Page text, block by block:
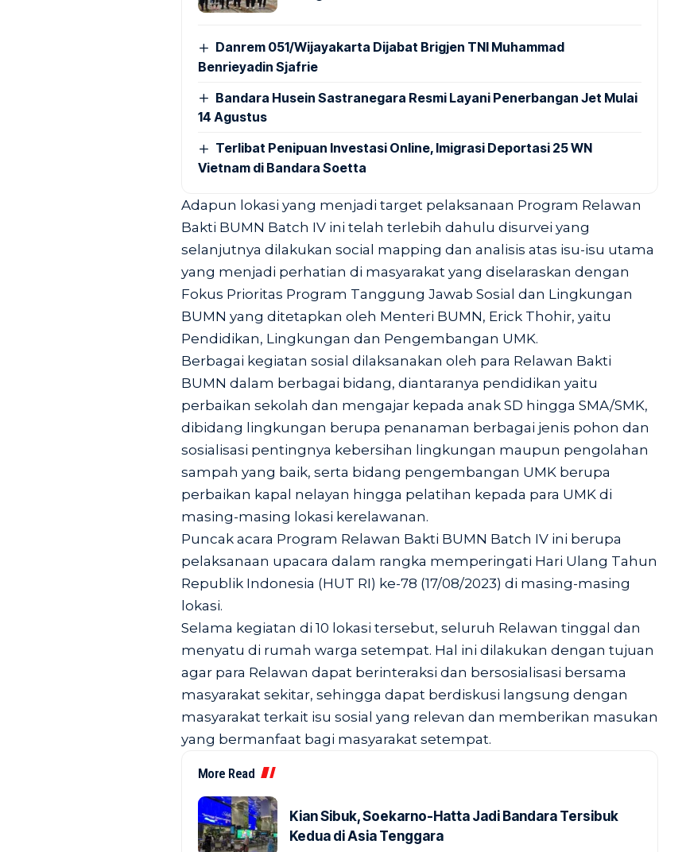
Danrem 051/Wijayakarta Dijabat Brigjen TNI Muhammad
Benrieyadin Sjafrie
Bandara Husein Sastranegara Resmi Layani Penerbangan Jet Mulai
14 Agustus
Terlibat Penipuan Investasi Online, Imigrasi Deportasi 25 WN
Vietnam di Bandara Soetta
Adapun lokasi yang menjadi target pelaksanaan Program Relawan
Bakti BUMN Batch IV ini telah terlebih dahulu disurvei yang
selanjutnya dilakukan social mapping dan analisis atas isu-isu utama
yang menjadi perhatian di masyarakat yang diselaraskan dengan
Fokus Prioritas Program Tanggung Jawab Sosial dan Lingkungan
BUMN yang ditetapkan oleh Menteri BUMN, Erick Thohir, yaitu
Pendidikan, Lingkungan dan Pengembangan UMK.
Berbagai kegiatan sosial dilaksanakan oleh para Relawan Bakti
BUMN dalam berbagai bidang, diantaranya pendidikan yaitu
perbaikan sekolah dan mengajar kepada anak SD hingga SMA/SMK,
dibidang lingkungan berupa penanaman berbagai jenis pohon dan
sosialisasi pentingnya kebersihan lingkungan maupun pengolahan
sampah yang baik, serta bidang pengembangan UMK berupa
perbaikan kapal nelayan hingga pelatihan kepada para UMK di
masing-masing lokasi kerelawanan.
Puncak acara Program Relawan Bakti BUMN Batch IV ini berupa
pelaksanaan upacara dalam rangka memperingati Hari Ulang Tahun
Republik Indonesia (HUT RI) ke-78 (17/08/2023) di masing-masing
lokasi.
Selama kegiatan di 10 lokasi tersebut, seluruh Relawan tinggal dan
menyatu di rumah warga setempat. Hal ini dilakukan dengan tujuan
agar para Relawan dapat berinteraksi dan bersosialisasi bersama
masyarakat sekitar, sehingga dapat berdiskusi langsung dengan
masyarakat terkait isu sosial yang relevan dan memberikan masukan
yang bermanfaat bagi masyarakat setempat.
More Read
Kian Sibuk, Soekarno-Hatta Jadi Bandara Tersibuk
Kedua di Asia Tenggara